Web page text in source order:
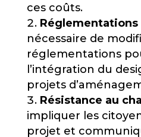
ces coûts.
Réglementations
nécessaire de
réglementations
l’intégration du
projets
Résistance au
impliquer les
projet et